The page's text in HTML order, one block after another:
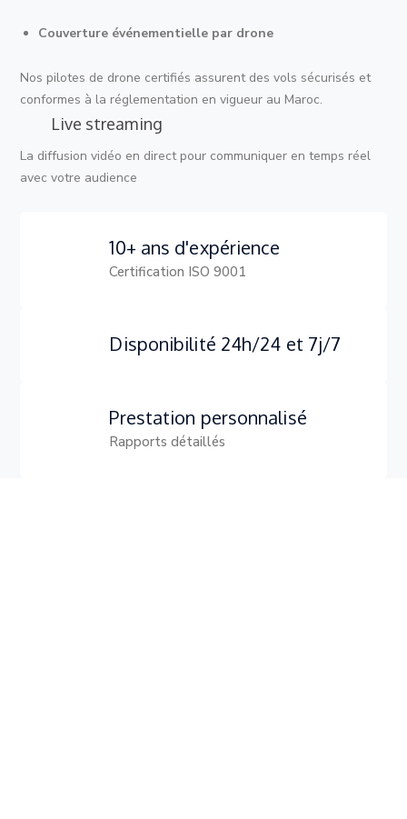
Couverture événementielle par drone
Nos pilotes de drone certifiés assurent des vols sécurisés et
conformes à la réglementation en vigueur au Maroc.
Live streaming
La diffusion vidéo en direct pour communiquer en temps réel
avec votre audience
10+ ans d'expérience
Certification ISO 9001
Disponibilité 24h/24 et 7j/7
Prestation personnalisé
Rapports détaillés